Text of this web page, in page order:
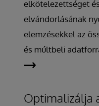
elkötelezettséget
elvándorlásának
elemzésekkel az
és múltbeli
Optimalizálja